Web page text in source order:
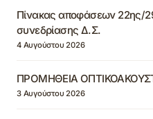
Πίνακας αποφάσεων 22ης/
συνεδρίασης Δ.Σ.
4 Αυγούστου 2026
ΠΡΟΜΗΘΕΙΑ
3 Αυγούστου 2026